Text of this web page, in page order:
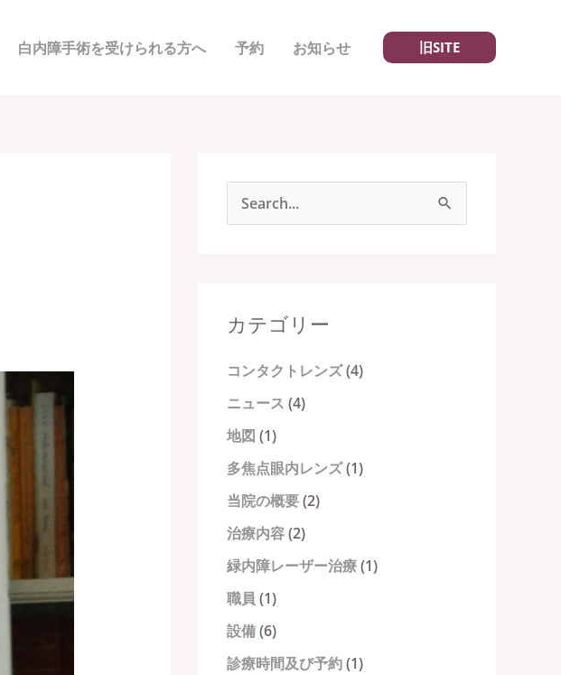
白内障手術を受けられる方へ 予約 お知らせ 旧SITE
カテゴリー
コンタクトレンズ(4)
ニュース (4)
地図 (1)
多焦点眼内レンズ(1)
当院の概要(2)
治療内容(2)
緑内障レーザー治療(1)
職員 (1)
設備(6)
診療時間及び予約(1)